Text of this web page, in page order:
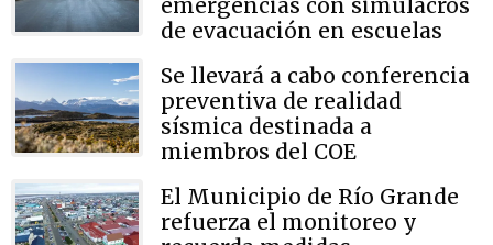
emergencias con simulacros
de evacuación en escuelas
Se llevará a cabo conferencia
preventiva de realidad
sísmica destinada a
miembros del COE
El Municipio de Río Grande
refuerza el monitoreo y